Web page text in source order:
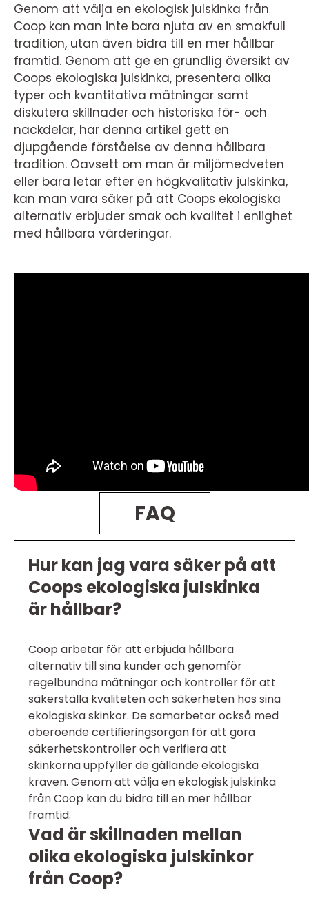
Genom att välja en ekologisk julskinka från
Coop kan man inte bara njuta av en smakfull
tradition, utan även bidra till en mer hållbar
framtid. Genom att ge en grundlig översikt av
Coops ekologiska julskinka, presentera olika
typer och kvantitativa mätningar samt
diskutera skillnader och historiska för- och
nackdelar, har denna artikel gett en
djupgående förståelse av denna hållbara
tradition. Oavsett om man är miljömedveten
eller bara letar efter en högkvalitativ julskinka,
kan man vara säker på att Coops ekologiska
alternativ erbjuder smak och kvalitet i enlighet
med hållbara värderingar.
FAQ
Hur kan jag vara säker på att
Coops ekologiska julskinka
är hållbar?
Coop arbetar för att erbjuda hållbara
alternativ till sina kunder och genomför
regelbundna mätningar och kontroller för att
säkerställa kvaliteten och säkerheten hos sina
ekologiska skinkor. De samarbetar också med
oberoende certifieringsorgan för att göra
säkerhetskontroller och verifiera att
skinkorna uppfyller de gällande ekologiska
kraven. Genom att välja en ekologisk julskinka
från Coop kan du bidra till en mer hållbar
framtid.
Vad är skillnaden mellan
olika ekologiska julskinkor
från Coop?